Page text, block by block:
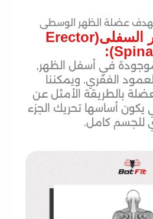
عضلة الظهر الوسطى
عضلة الظهر السفلى(Erector
في أسفل الظهر,
الفقري. ويمكننا
بالطريقة الأمثل عن
يكون أساسها تحريك الجزء
للجسم كامل.